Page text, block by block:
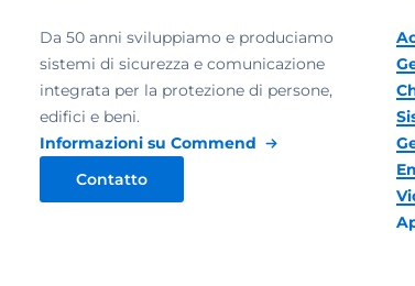
Da 50 anni sviluppiamo e produciamo
sistemi di sicurezza e comunicazione
integrata per la protezione di persone,
edifici e beni.
Informazioni su Commend
Contatto